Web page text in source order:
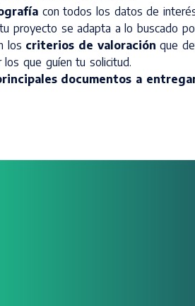
con todos los datos de
proyecto se adapta a lo buscado
los criterios de valoraciónque
que guíen tu solicitud.
documentos a